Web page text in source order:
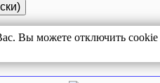
Вы можете отключить cookie